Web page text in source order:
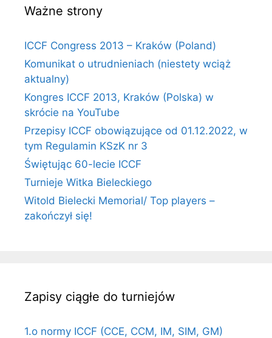
Ważne strony
ICCF Congress 2013 – Kraków (Poland)
Komunikat o utrudnieniach (niestety wciąż
aktualny)
Kongres ICCF 2013, Kraków (Polska) w
skrócie na YouTube
Przepisy ICCF obowiązujące od 01.12.2022, w
tym Regulamin KSzK nr 3
Świętując 60-lecie ICCF
Turnieje Witka Bieleckiego
Witold Bielecki Memorial/ Top players –
zakończył się!
Zapisy ciągłe do turniejów
1.o normy ICCF (CCE, CCM, IM, SIM, GM)